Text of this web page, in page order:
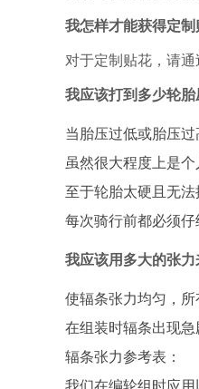
我怎样才能获得定
对于定制贴花，请
我应该打到多少轮胎
当胎压过低或胎压过
虽然很大程度上是
至于轮胎太硬且无
每次骑行前都必须仔
我应该用多大的张
使辐条张力均匀，
在组装时辐条出现急
辐条张力参考表：
我们在编轮组时应用